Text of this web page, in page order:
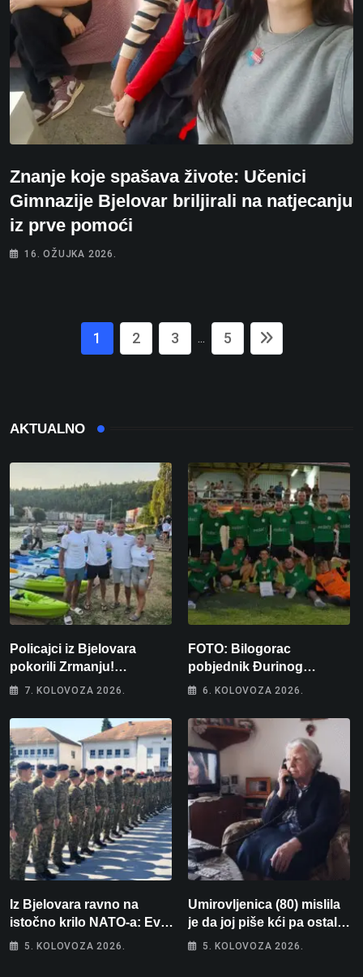
Znanje koje spašava živote: Učenici
Gimnazije Bjelovar briljirali na natjecanju
iz prve pomoći
16. OŽUJKA 2026.
1 2 3 ... 5
AKTUALNO
Policajci iz Bjelovara
pokorili Zrmanju!
Magdalena i Tomislav
zahtjevnom Kajak kupu
POSKOK 3
7. KOLOVOZA 2026.
FOTO: Bilogorac
pobjednik Đurinog
memorijala
6. KOLOVOZA 2026.
Iz Bjelovara ravno na
istočno krilo NATO-a: Evo
kamo odlazi 82 hrvatska
5. KOLOVOZA 2026.
Umirovljenica (80) mislila
je da joj piše kći pa ostala
bez 1000 eura
5. KOLOVOZA 2026.